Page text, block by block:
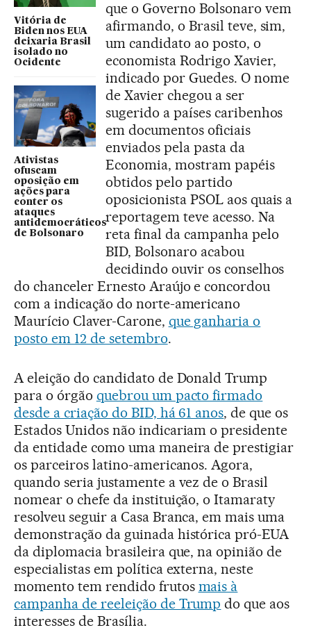
Vitória de
Biden nos EUA
deixaria Brasil
isolado no
Ocidente
Ativistas
ofuscam
oposição em
ações para
conter os
ataques
antidemocráticos
de Bolsonaro
que o Governo Bolsonaro vem
afirmando, o Brasil teve, sim,
um candidato ao posto, o
economista Rodrigo Xavier,
indicado por Guedes. O nome
de Xavier chegou a ser
sugerido a países caribenhos
em documentos oficiais
enviados pela pasta da
Economia, mostram papéis
obtidos pelo partido
oposicionista PSOL aos quais a
reportagem teve acesso. Na
reta final da campanha pelo
BID, Bolsonaro acabou
decidindo ouvir os conselhos
do chanceler Ernesto Araújo e concordou
com a indicação do norte-americano
Maurício Claver-Carone, que ganharia o
posto em 12 de setembro.
A eleição do candidato de Donald Trump
para o órgão quebrou um pacto firmado
desde a criação do BID, há 61 anos, de que os
Estados Unidos não indicariam o presidente
da entidade como uma maneira de prestigiar
os parceiros latino-americanos. Agora,
quando seria justamente a vez de o Brasil
nomear o chefe da instituição, o Itamaraty
resolveu seguir a Casa Branca, em mais uma
demonstração da guinada histórica pró-EUA
da diplomacia brasileira que, na opinião de
especialistas em política externa, neste
momento tem rendido frutos mais à
campanha de reeleição de Trump do que aos
interesses de Brasília.